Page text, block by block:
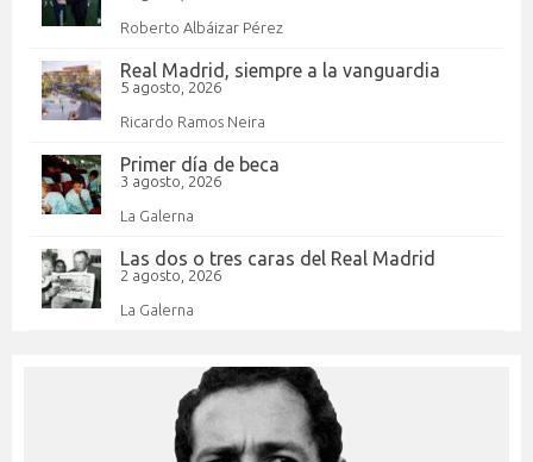
Roberto Albáizar Pérez
Real Madrid, siempre a la vanguardia
5 agosto, 2026
Ricardo Ramos Neira
Primer día de beca
3 agosto, 2026
La Galerna
Las dos o tres caras del Real Madrid
2 agosto, 2026
La Galerna